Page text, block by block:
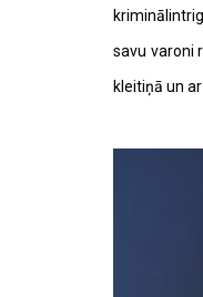
savu varoni
kleitiņā un